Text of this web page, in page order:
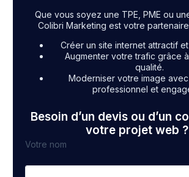
Que vous soyez une TPE, PME ou
Colibri Marketing est votre
Créer un site internet attractif
Augmenter votre trafic grâce
qualité.
Moderniser votre image
professionnel et
Besoin d’un devis ou d’un
votre projet web ?
Votre nom